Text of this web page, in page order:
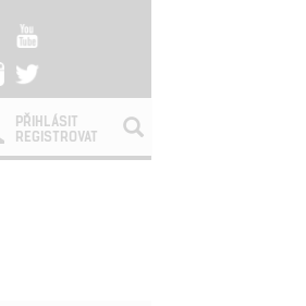
PŘIHLÁSIT
REGISTROVAT